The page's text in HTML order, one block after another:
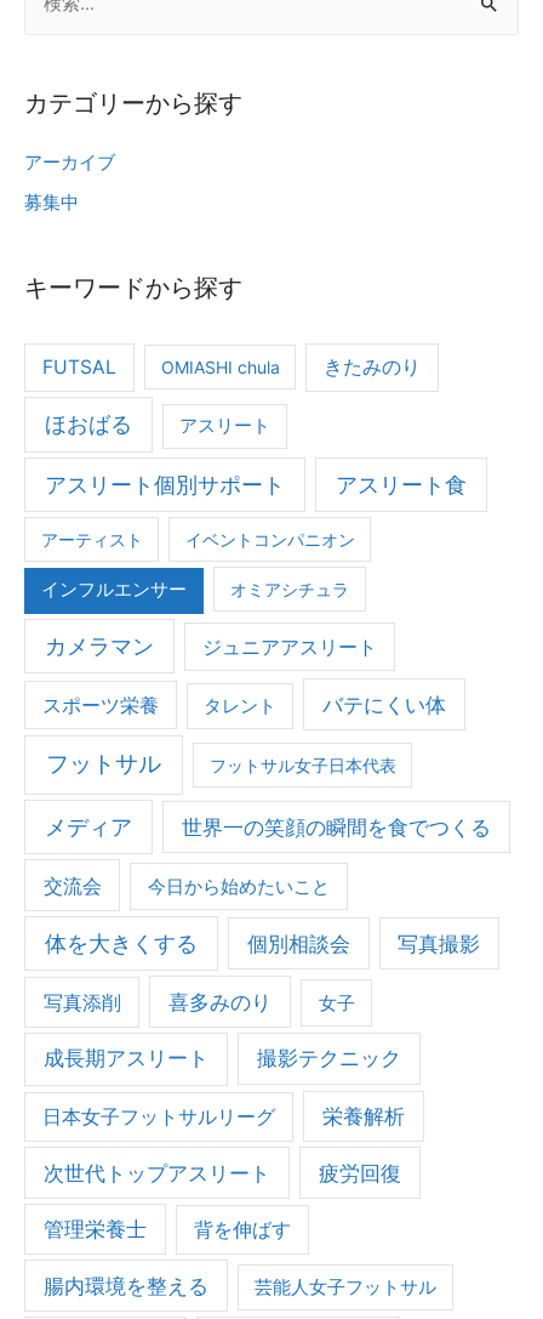
い、
み
込
話
ま
す』
人
女
フ
ト
ル
ま
カテゴリーから探す
アーカイブ
募集中
キーワードから探す
FUTSAL OMIASHI chula きたみのり
ほおばる アスリート
アスリート個別サポート アスリート食
アーティスト イベントコンパニオン
インフルエンサー オミアシチュラ
カメラマン ジュニアアスリート
スポーツ栄養 タレント バテにくい体
フットサル フットサル女子日本代表
メディア 世界一の笑顔の瞬間を食でつくる
交流会 今日から始めたいこと
体を大きくする 個別相談会 写真撮影
写真添削 喜多みのり 女子
成長期アスリート 撮影テクニック
日本女子フットサルリーグ 栄養解析
次世代トップアスリート 疲労回復
管理栄養士 背を伸ばす
腸内環境を整える 芸能人女子フットサル